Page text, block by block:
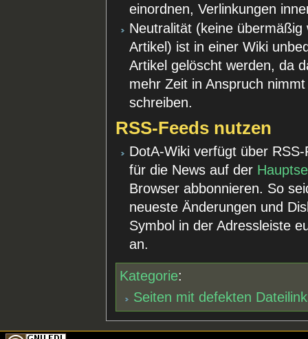
einordnen, Verlinkungen
Neutralität (keine
Artikel) ist in einer Wiki
Artikel gelöscht werden, da
mehr Zeit in Anspruch
schreiben.
RSS-Feeds nutzen
DotA-Wiki verfügt über
für die News auf der
Browser abbonnieren. So
neueste Änderungen und
Symbol in der Adressleiste
an.
Kategorie:
Seiten mit defekten